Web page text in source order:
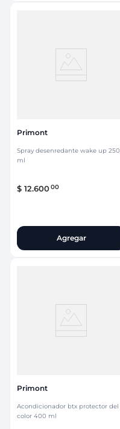
Primont
Spray desenredante wake up 250
ml
$ 12.60000
Agregar
Primont
Acondicionador btx protector del
color 400 ml